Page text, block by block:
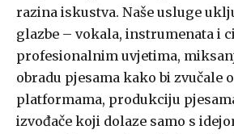
razina iskustva. Naše usluge
glazbe – vokala, instrumenata i
profesionalnim uvjetima,
obradu pjesama kako bi zvučale
platformama, produkciju
izvođače koji dolaze samo s